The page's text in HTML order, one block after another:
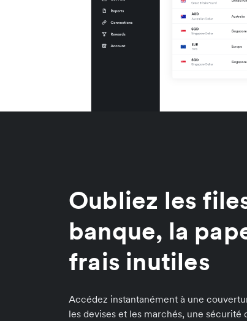
Oubliez les
banque, la
frais inutiles
Accédez instantanément à une
les devises et les marchés, une